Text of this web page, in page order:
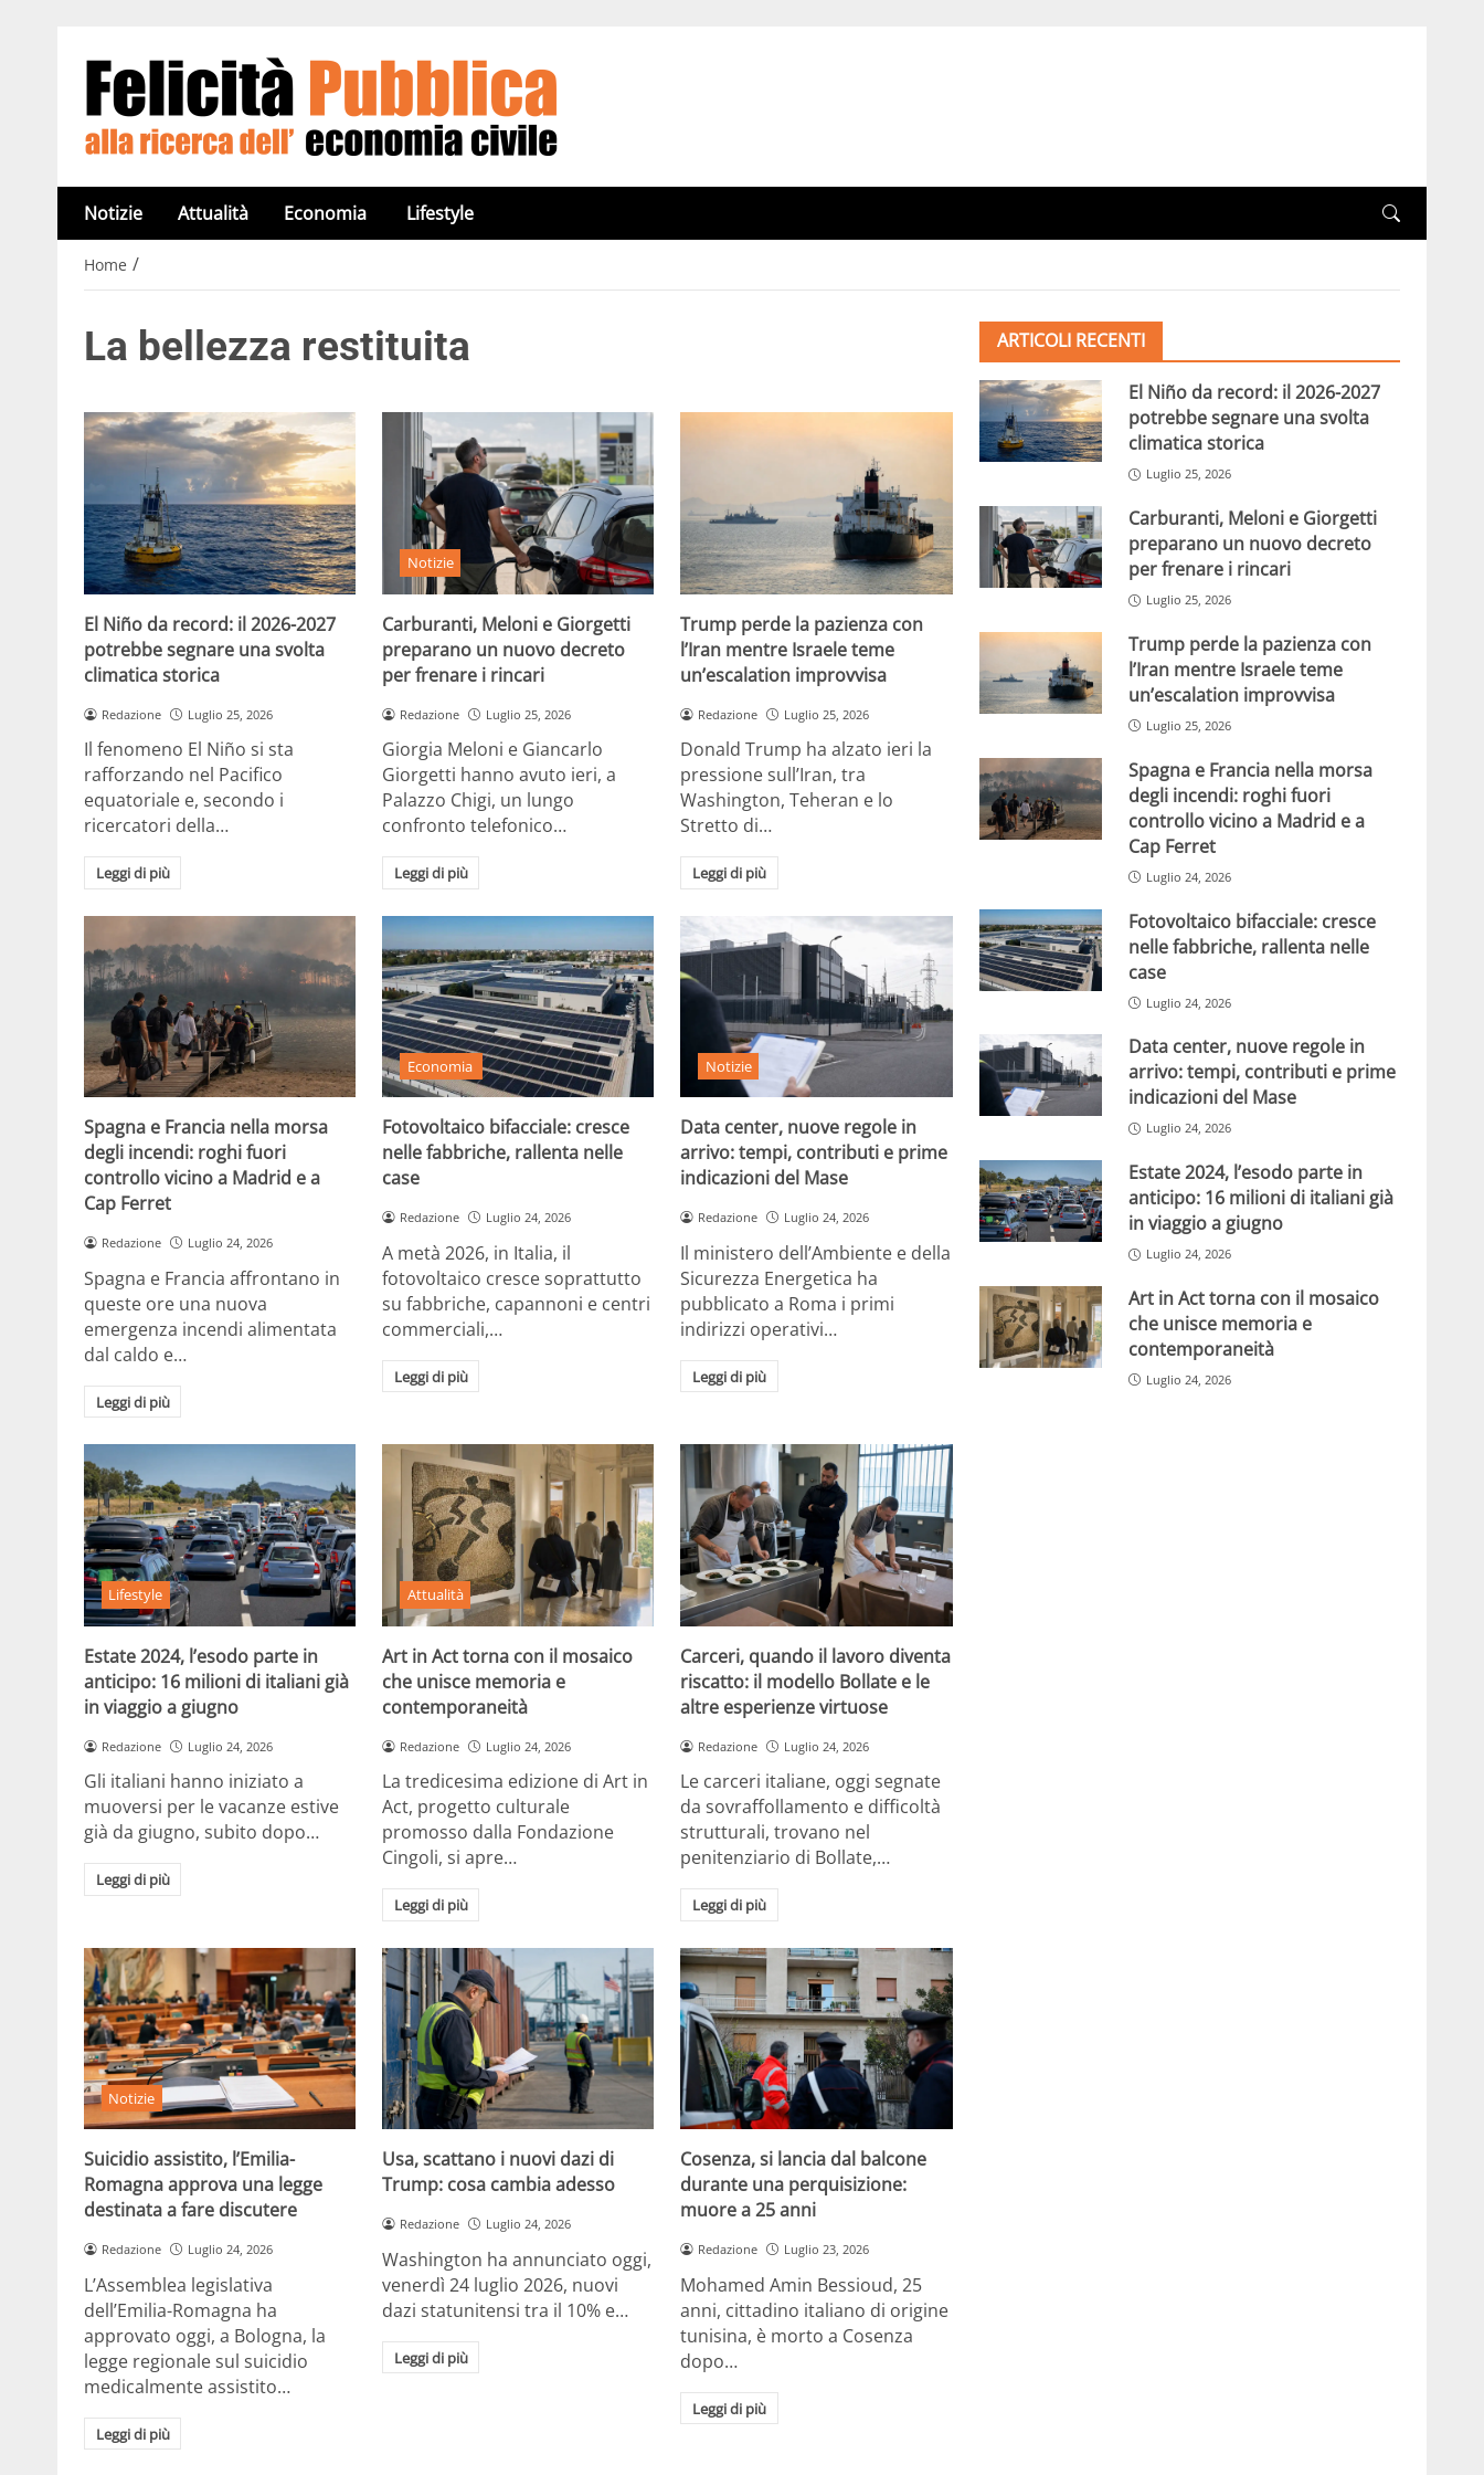
Notizie Attualità Economia Lifestyle
Home /
La bellezza restituita
El Niño da record: il 2026-2027
potrebbe segnare una svolta
climatica storica
Redazione Luglio 25, 2026
Il fenomeno El Niño si sta
rafforzando nel Pacifico
equatoriale e, secondo i
ricercatori della…
Leggi di più
Notizie
Carburanti, Meloni e Giorgetti
preparano un nuovo decreto
per frenare i rincari
Redazione Luglio 25, 2026
Giorgia Meloni e Giancarlo
Giorgetti hanno avuto ieri, a
Palazzo Chigi, un lungo
confronto telefonico…
Leggi di più
Trump perde la pazienza con
l’Iran mentre Israele teme
un’escalation improvvisa
Redazione Luglio 25, 2026
Donald Trump ha alzato ieri la
pressione sull’Iran, tra
Washington, Teheran e lo
Stretto di…
Leggi di più
Spagna e Francia nella morsa
degli incendi: roghi fuori
controllo vicino a Madrid e a
Cap Ferret
Redazione Luglio 24, 2026
Spagna e Francia affrontano in
queste ore una nuova
emergenza incendi alimentata
dal caldo e…
Leggi di più
Economia
Fotovoltaico bifacciale: cresce
nelle fabbriche, rallenta nelle
case
Redazione Luglio 24, 2026
A metà 2026, in Italia, il
fotovoltaico cresce soprattutto
su fabbriche, capannoni e centri
commerciali,…
Leggi di più
Notizie
Data center, nuove regole in
arrivo: tempi, contributi e prime
indicazioni del Mase
Redazione Luglio 24, 2026
Il ministero dell’Ambiente e della
Sicurezza Energetica ha
pubblicato a Roma i primi
indirizzi operativi…
Leggi di più
Lifestyle
Estate 2024, l’esodo parte in
anticipo: 16 milioni di italiani già
in viaggio a giugno
Redazione Luglio 24, 2026
Gli italiani hanno iniziato a
muoversi per le vacanze estive
già da giugno, subito dopo…
Leggi di più
Attualità
Art in Act torna con il mosaico
che unisce memoria e
contemporaneità
Redazione Luglio 24, 2026
La tredicesima edizione di Art in
Act, progetto culturale
promosso dalla Fondazione
Cingoli, si apre…
Leggi di più
Carceri, quando il lavoro diventa
riscatto: il modello Bollate e le
altre esperienze virtuose
Redazione Luglio 24, 2026
Le carceri italiane, oggi segnate
da sovraffollamento e difficoltà
strutturali, trovano nel
penitenziario di Bollate,…
Leggi di più
Notizie
Suicidio assistito, l’Emilia-
Romagna approva una legge
destinata a fare discutere
Redazione Luglio 24, 2026
L’Assemblea legislativa
dell’Emilia-Romagna ha
approvato oggi, a Bologna, la
legge regionale sul suicidio
medicalmente assistito…
Leggi di più
Usa, scattano i nuovi dazi di
Trump: cosa cambia adesso
Redazione Luglio 24, 2026
Washington ha annunciato oggi,
venerdì 24 luglio 2026, nuovi
dazi statunitensi tra il 10% e…
Leggi di più
Cosenza, si lancia dal balcone
durante una perquisizione:
muore a 25 anni
Redazione Luglio 23, 2026
Mohamed Amin Bessioud, 25
anni, cittadino italiano di origine
tunisina, è morto a Cosenza
dopo…
Leggi di più
ARTICOLI RECENTI
El Niño da record: il 2026-2027
potrebbe segnare una svolta
climatica storica
Luglio 25, 2026
Carburanti, Meloni e Giorgetti
preparano un nuovo decreto
per frenare i rincari
Luglio 25, 2026
Trump perde la pazienza con
l’Iran mentre Israele teme
un’escalation improvvisa
Luglio 25, 2026
Spagna e Francia nella morsa
degli incendi: roghi fuori
controllo vicino a Madrid e a
Cap Ferret
Luglio 24, 2026
Fotovoltaico bifacciale: cresce
nelle fabbriche, rallenta nelle
case
Luglio 24, 2026
Data center, nuove regole in
arrivo: tempi, contributi e prime
indicazioni del Mase
Luglio 24, 2026
Estate 2024, l’esodo parte in
anticipo: 16 milioni di italiani già
in viaggio a giugno
Luglio 24, 2026
Art in Act torna con il mosaico
che unisce memoria e
contemporaneità
Luglio 24, 2026